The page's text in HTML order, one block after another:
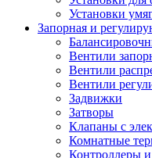
Установки
Запорная и
Вентили
Вентили
Вентили
Задвижки
Затворы
Клапаны с
Комнатные
Контроллеры и